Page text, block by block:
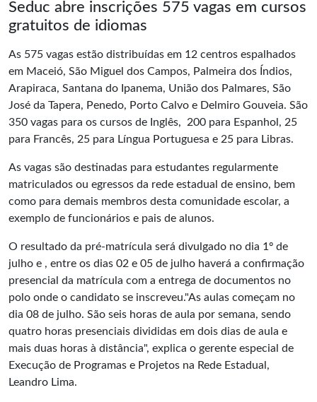
Seduc abre inscrições 575 vagas em cursos
gratuitos de idiomas
As 575 vagas estão distribuídas em 12 centros espalhados
em Maceió, São Miguel dos Campos, Palmeira dos Índios,
Arapiraca, Santana do Ipanema, União dos Palmares, São
José da Tapera, Penedo, Porto Calvo e Delmiro Gouveia. São
350 vagas para os cursos de Inglês, 200 para Espanhol, 25
para Francês, 25 para Língua Portuguesa e 25 para Libras.
As vagas são destinadas para estudantes regularmente
matriculados ou egressos da rede estadual de ensino, bem
como para demais membros desta comunidade escolar, a
exemplo de funcionários e pais de alunos.
O resultado da pré-matrícula será divulgado no dia 1º de
julho e , entre os dias 02 e 05 de julho haverá a confirmação
presencial da matrícula com a entrega de documentos no
polo onde o candidato se inscreveu."As aulas começam no
dia 08 de julho. São seis horas de aula por semana, sendo
quatro horas presenciais divididas em dois dias de aula e
mais duas horas à distância", explica o gerente especial de
Execução de Programas e Projetos na Rede Estadual,
Leandro Lima.